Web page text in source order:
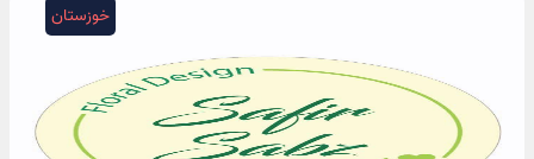
خوزستان